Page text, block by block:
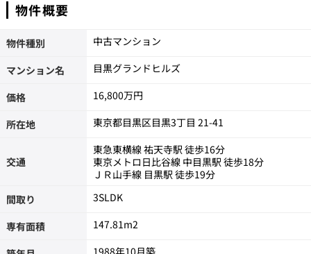
物件概要
物件種別 中古マンション
マンション名 目黒グランドヒルズ
価格 16,800万円
所在地 東京都目黒区目黒3丁目 21-41
交通
東急東横線 祐天寺駅 徒歩16分
東京メトロ日比谷線 中目黒駅 徒歩18分
ＪＲ山手線 目黒駅 徒歩19分
間取り
3SLDK
専有面積 147.81m2